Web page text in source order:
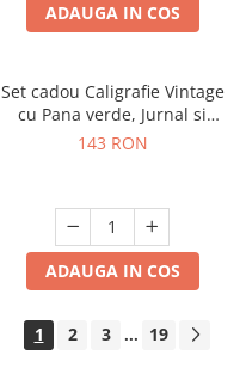
ADAUGA IN COS
Set cadou Caligrafie Vintage
cu Pana verde, Jurnal si
Suport pentru stilou, 9 piese
143 RON
ADAUGA IN COS
1 2 3 ... 19